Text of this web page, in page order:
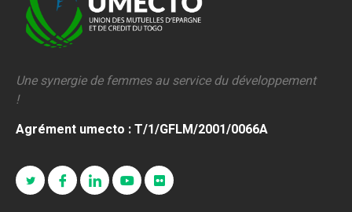
Une synergie de femmes au service du développement
!
Agrément umecto : T/1/GFLM/2001/0066A